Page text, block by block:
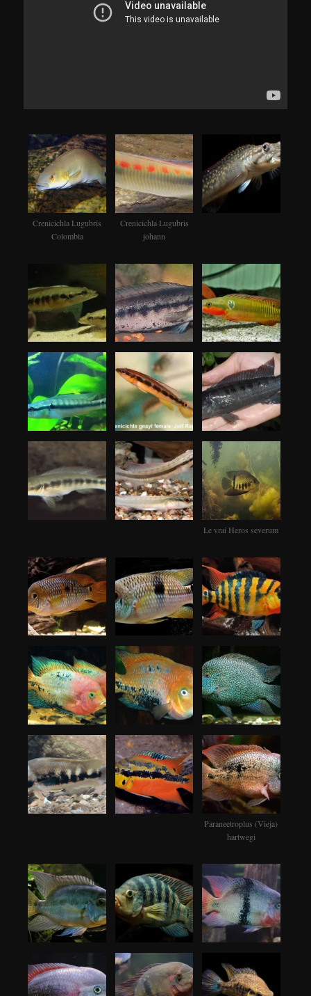
Crenicichla Lugubris
Colombia
Crenicichla Lugubris
johann
Le vrai Heros severum
Paraneetroplus (Vieja)
hartwegi